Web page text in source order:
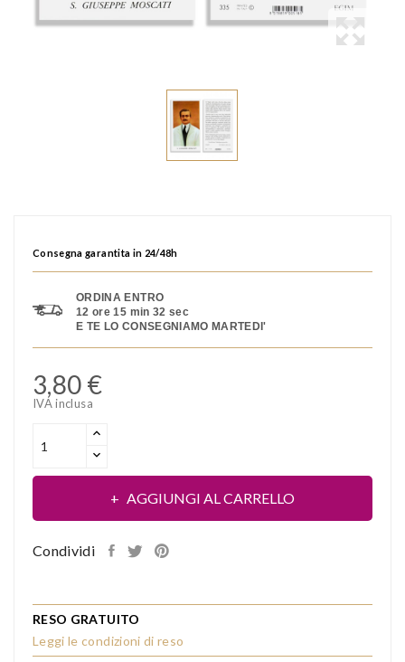
Consegna garantita in 24/48h
ORDINA ENTRO
12 ore 15 min 32 sec
E TE LO CONSEGNIAMO MARTEDI'
3,80 €
IVA inclusa
AGGIUNGI AL CARRELLO
Condividi
RESO GRATUITO
Leggi le condizioni di reso